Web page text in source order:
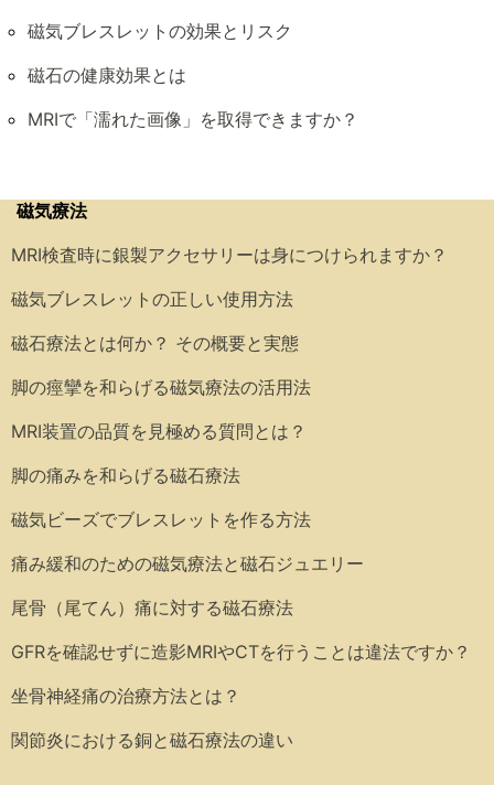
磁気ブレスレットの効果とリスク
磁石の健康効果とは
MRIで「濡れた画像」を取得できますか？
磁気療法
MRI検査時に銀製アクセサリーは身につけられますか？
磁気ブレスレットの正しい使用方法
磁石療法とは何か？ その概要と実態
脚の痙攣を和らげる磁気療法の活用法
MRI装置の品質を見極める質問とは？
脚の痛みを和らげる磁石療法
磁気ビーズでブレスレットを作る方法
痛み緩和のための磁気療法と磁石ジュエリー
尾骨（尾てん）痛に対する磁石療法
GFRを確認せずに造影MRIやCTを行うことは違法ですか？
坐骨神経痛の治療方法とは？
関節炎における銅と磁石療法の違い